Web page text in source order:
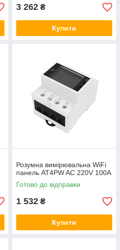
3 262 ₴
Купити
Розумна вимірювальна WiFi
панель AT4PW AC 220V 100A
Готово до відправки
1 532 ₴
Купити